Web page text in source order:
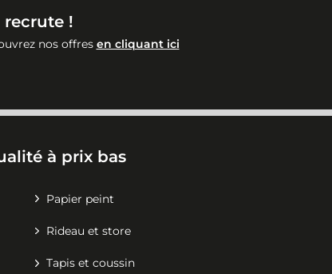
recrute !
nos offres en cliquant ici
à prix bas
Papier peint
Rideau et store
Tapis et coussin